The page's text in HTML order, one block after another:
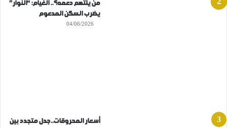
من يلتهم دعمه؟.. الغيام: “النوار”
يضرب السكن المدعوم
04/06/2026
أسعار المحروقات..جدل متجدد بين